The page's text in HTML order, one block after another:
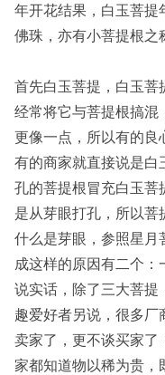
年开花结果，白玉菩
佛珠，亦有小菩提根之
首先白玉菩提，白玉菩
经常将它与菩提根搞混
更像一点，所以有的良
有的商家就直接说是白
孔的菩提根冒充白玉菩
是从芽眼打孔，所以
什么是芽眼，参照星月
成这样的原因有二个
说实话，除了三大菩提
趣爱好者另说，很多
卖家了，更不谈买家了
家都知道物以稀为贵，